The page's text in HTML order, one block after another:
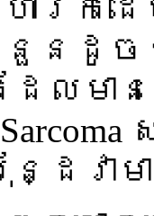
ារីកដ
នដូច
លមានឈ្
ែវាម